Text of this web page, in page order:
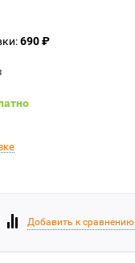
690 ₽
Добавить к сравнению